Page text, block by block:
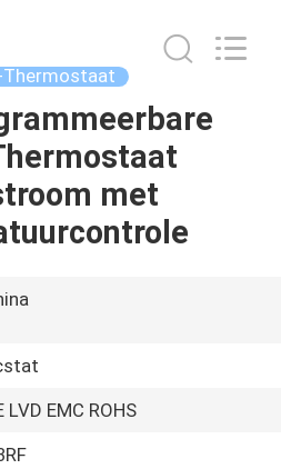
Thermostaat
met
LVD EMC ROHS